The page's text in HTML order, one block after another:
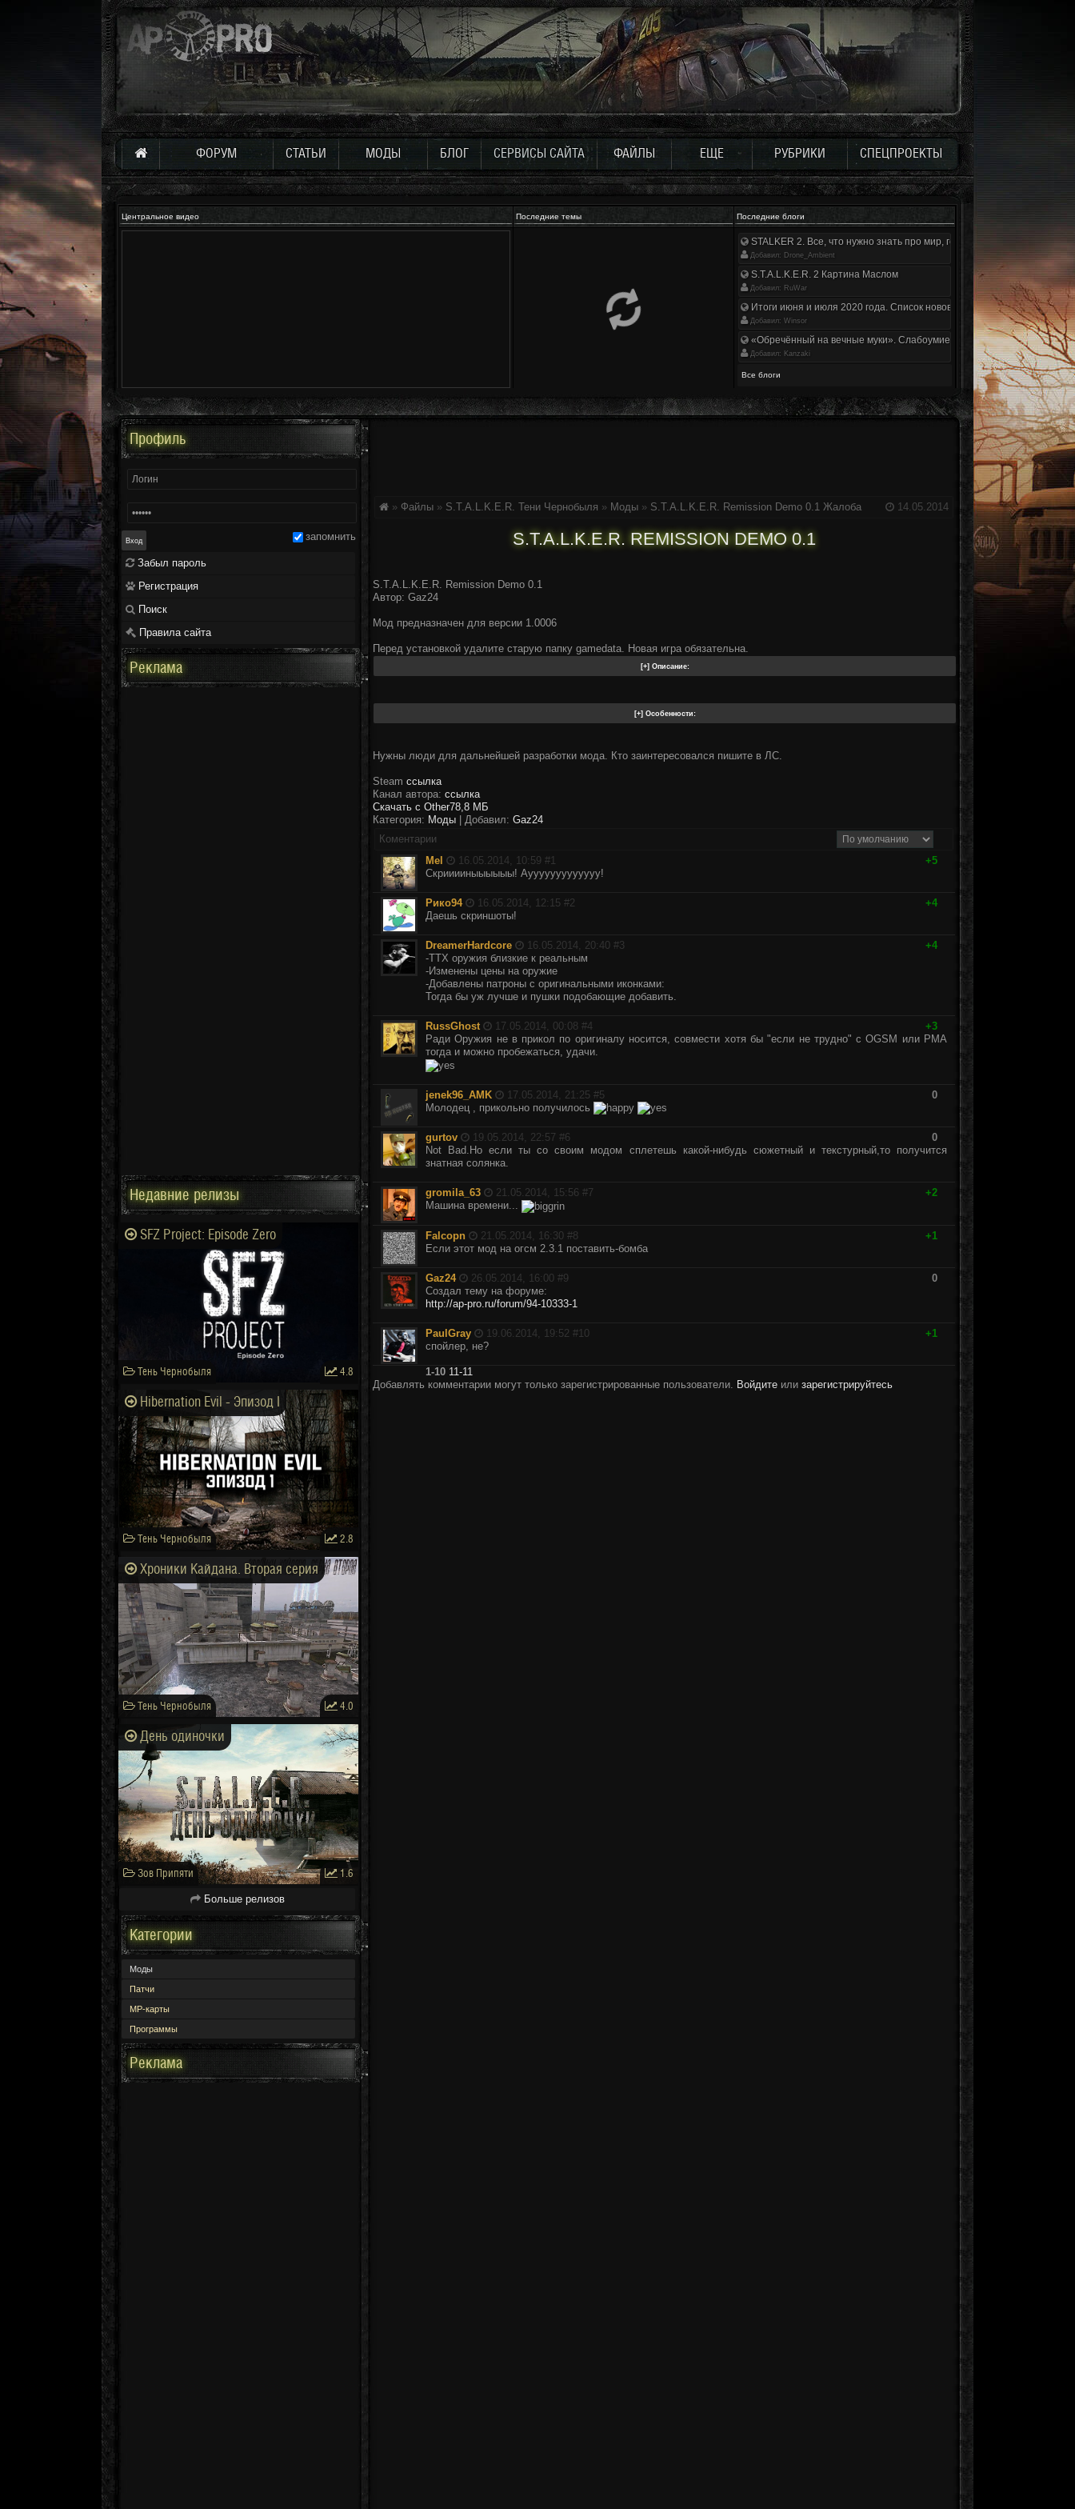
ФОРУМ СТАТЬИ МОДЫ БЛОГ СЕРВИСЫ САЙТА ФАЙЛЫ ЕЩЕ РУБРИКИ СПЕЦПРОЕКТЫ
Центральное видео Последние темы Последние блоги
STALKER 2. Все, что нужно знать про мир, геймплей и сюжет | Разбор
Добавил: Drone_Ambient
S.T.A.L.K.E.R. 2 Картина Маслом
Добавил: RuWar
Итоги июня и июля 2020 года. Список нововведений
Добавил: Winsor
«Обречённый на вечные муки». Слабоумие и отвага
Добавил: Kanzaki
Все блоги
14.05.2014
» Файлы » S.T.A.L.K.E.R. Тени Чернобыля » Моды » S.T.A.L.K.E.R. Remission Demo 0.1 Жалоба
S.T.A.L.K.E.R. REMISSION DEMO 0.1
S.T.A.L.K.E.R. Remission Demo 0.1
Автор: Gaz24
Мод предназначен для версии 1.0006
Перед установкой удалите старую папку gamedata. Новая игра обязательна.
Нужны люди для дальнейшей разработки мода. Кто заинтересовался пишите в ЛС.
Steam ссылка
Канал автора: ссылка
Скачать с Other78,8 МБ
Категория: Моды | Добавил: Gaz24
Коментарии
Mel
16.05.2014, 10:59 #1
+5
Скрииииныыыыыы! Аууууууууууууу!
Рико94 16.05.2014, 12:15 #2
+4
Даешь скриншоты!
DreamerHardcore 16.05.2014, 20:40 #3
+4
-ТТХ оружия близкие к реальным
-Изменены цены на оружие
-Добавлены патроны с оригинальными иконками:
Тогда бы уж лучше и пушки подобающие добавить.
RussGhost 17.05.2014, 00:08 #4
+3
Ради Оружия не в прикол по оригиналу носится, совмести хотя бы "если не трудно" с OGSM или РМА
тогда и можно пробежаться, удачи.
jenek96_AMK 17.05.2014, 21:25 #5
0
Молодец , прикольно получилось
gurtov 19.05.2014, 22:57 #6
0
Not Bad.Но если ты со своим модом сплетешь какой-нибудь сюжетный и текстурный,то получится
знатная солянка.
gromila_63 21.05.2014, 15:56 #7
+2
Машина времени...
Falcopn 21.05.2014, 16:30 #8
+1
Если этот мод на огсм 2.3.1 поставить-бомба
Gaz24 26.05.2014, 16:00 #9
0
Создал тему на форуме:
http://ap-pro.ru/forum/94-10333-1
PaulGray 19.06.2014, 19:52 #10
+1
спойлер, не?
1-10 11-11
Добавлять комментарии могут только зарегистрированные пользователи. Войдите или зарегистрируйтесь
Профиль
запомнить
Забыл пароль
Регистрация
Поиск
Правила сайта
Реклама
Недавние релизы
SFZ Project: Episode Zero
Тень Чернобыля 4.8
Hibernation Evil - Эпизод I
Тень Чернобыля 2.8
Хроники Кайдана. Вторая серия
Тень Чернобыля 4.0
День одиночки
Зов Припяти 1.6
Больше релизов
Категории
Моды
Патчи
МР-карты
Программы
Реклама